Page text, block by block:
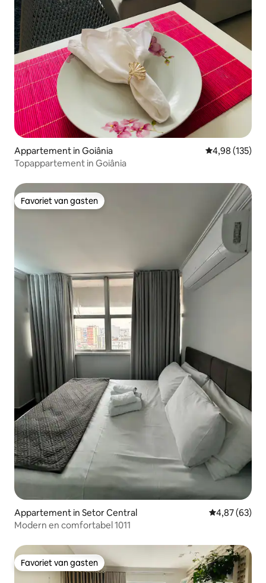
Appartement in Goiânia Gemiddelde
4,98 (135)
Topappartement in Goiânia
Favoriet van gasten
Favoriet van gasten
Appartement in Setor Central Gemiddelde
4,87 (63)
Modern en comfortabel 1011
Favoriet van gasten
Favoriet van gasten